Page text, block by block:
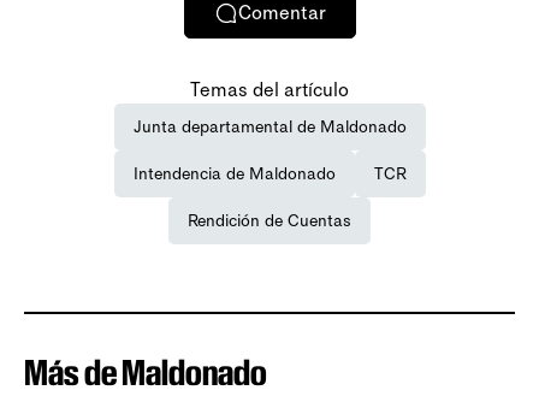
Comentar
Temas del artículo
Junta departamental de Maldonado
Intendencia de Maldonado TCR
Rendición de Cuentas
Más de Maldonado